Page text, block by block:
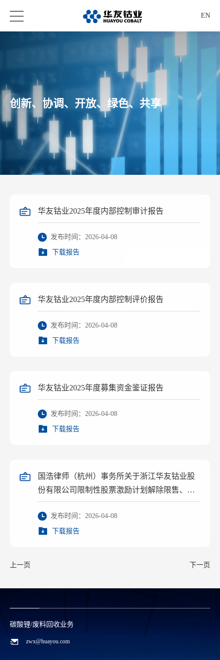
EN
创新、协调、开放、绿色、共享
华友钴业2025年度内部控制审计报告
发布时间：2026-04-08
下载报告
华友钴业2025年度内部控制评价报告
发布时间：2026-04-08
下载报告
华友钴业2025年度募集资金鉴证报告
发布时间：2026-04-08
下载报告
国浩律师（杭州）事务所关于浙江华友钴业股
份有限公司限制性股票激励计划解除限售、回
购注销部分限制性股票及调整回购价格等相关
事项的法律意见书
发布时间：2026-04-08
下载报告
上一页 下一页
碳酸锂/废料回收业务
zwx@huayou.com